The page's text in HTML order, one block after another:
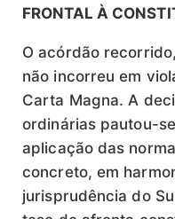
FRONTAL À
O acórdão
não incorreu em
Carta Magna. A
ordinárias pautou-
aplicação das
concreto, em
jurisprudência do